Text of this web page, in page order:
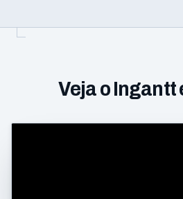
Veja o Ingantt